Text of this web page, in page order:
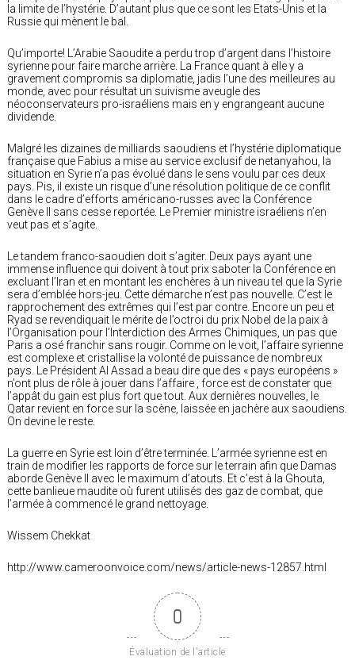
la limite de l’hystérie. D’autant plus que ce sont les Etats-Unis et la
Russie qui mènent le bal.
Qu’importe! L’Arabie Saoudite a perdu trop d’argent dans l’histoire
syrienne pour faire marche arrière. La France quant à elle y a
gravement compromis sa diplomatie, jadis l’une des meilleures au
monde, avec pour résultat un suivisme aveugle des
néoconservateurs pro-israéliens mais en y engrangeant aucune
dividende.
Malgré les dizaines de milliards saoudiens et l’hystérie diplomatique
française que Fabius a mise au service exclusif de netanyahou, la
situation en Syrie n’a pas évolué dans le sens voulu par ces deux
pays. Pis, il existe un risque d’une résolution politique de ce conflit
dans le cadre d’efforts américano-russes avec la Conférence
Genève II sans cesse reportée. Le Premier ministre israéliens n’en
veut pas et s’agite.
Le tandem franco-saoudien doit s’agiter. Deux pays ayant une
immense influence qui doivent à tout prix saboter la Conférence en
excluant l’Iran et en montant les enchères à un niveau tel que la Syrie
sera d’emblée hors-jeu. Cette démarche n’est pas nouvelle. C’est le
rapprochement des extrêmes qui l’est par contre. Encore un peu et
Ryad se revendiquait le mérite de l’octroi du prix Nobel de la paix à
l’Organisation pour l’Interdiction des Armes Chimiques, un pas que
Paris a osé franchir sans rougir. Comme on le voit, l’affaire syrienne
est complexe et cristallise la volonté de puissance de nombreux
pays. Le Président Al Assad a beau dire que des « pays européens »
n’ont plus de rôle à jouer dans l’affaire , force est de constater que
l’appât du gain est plus fort que tout. Aux dernières nouvelles, le
Qatar revient en force sur la scène, laissée en jachère aux saoudiens.
On devine le reste.
La guerre en Syrie est loin d’être terminée. L’armée syrienne est en
train de modifier les rapports de force sur le terrain afin que Damas
aborde Genève II avec le maximum d’atouts. Et c’est à la Ghouta,
cette banlieue maudite où furent utilisés des gaz de combat, que
l’armée à commencé le grand nettoyage.
Wissem Chekkat
http://www.cameroonvoice.com/news/article-news-12857.html
0
Évaluation de l'article